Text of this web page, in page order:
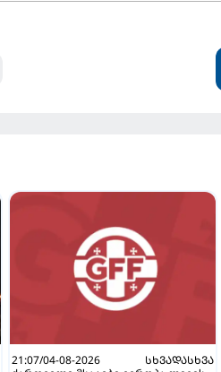
21:07/04-08-2026
ᲡᲮᲕᲐᲓᲐᲡᲮᲕᲐ